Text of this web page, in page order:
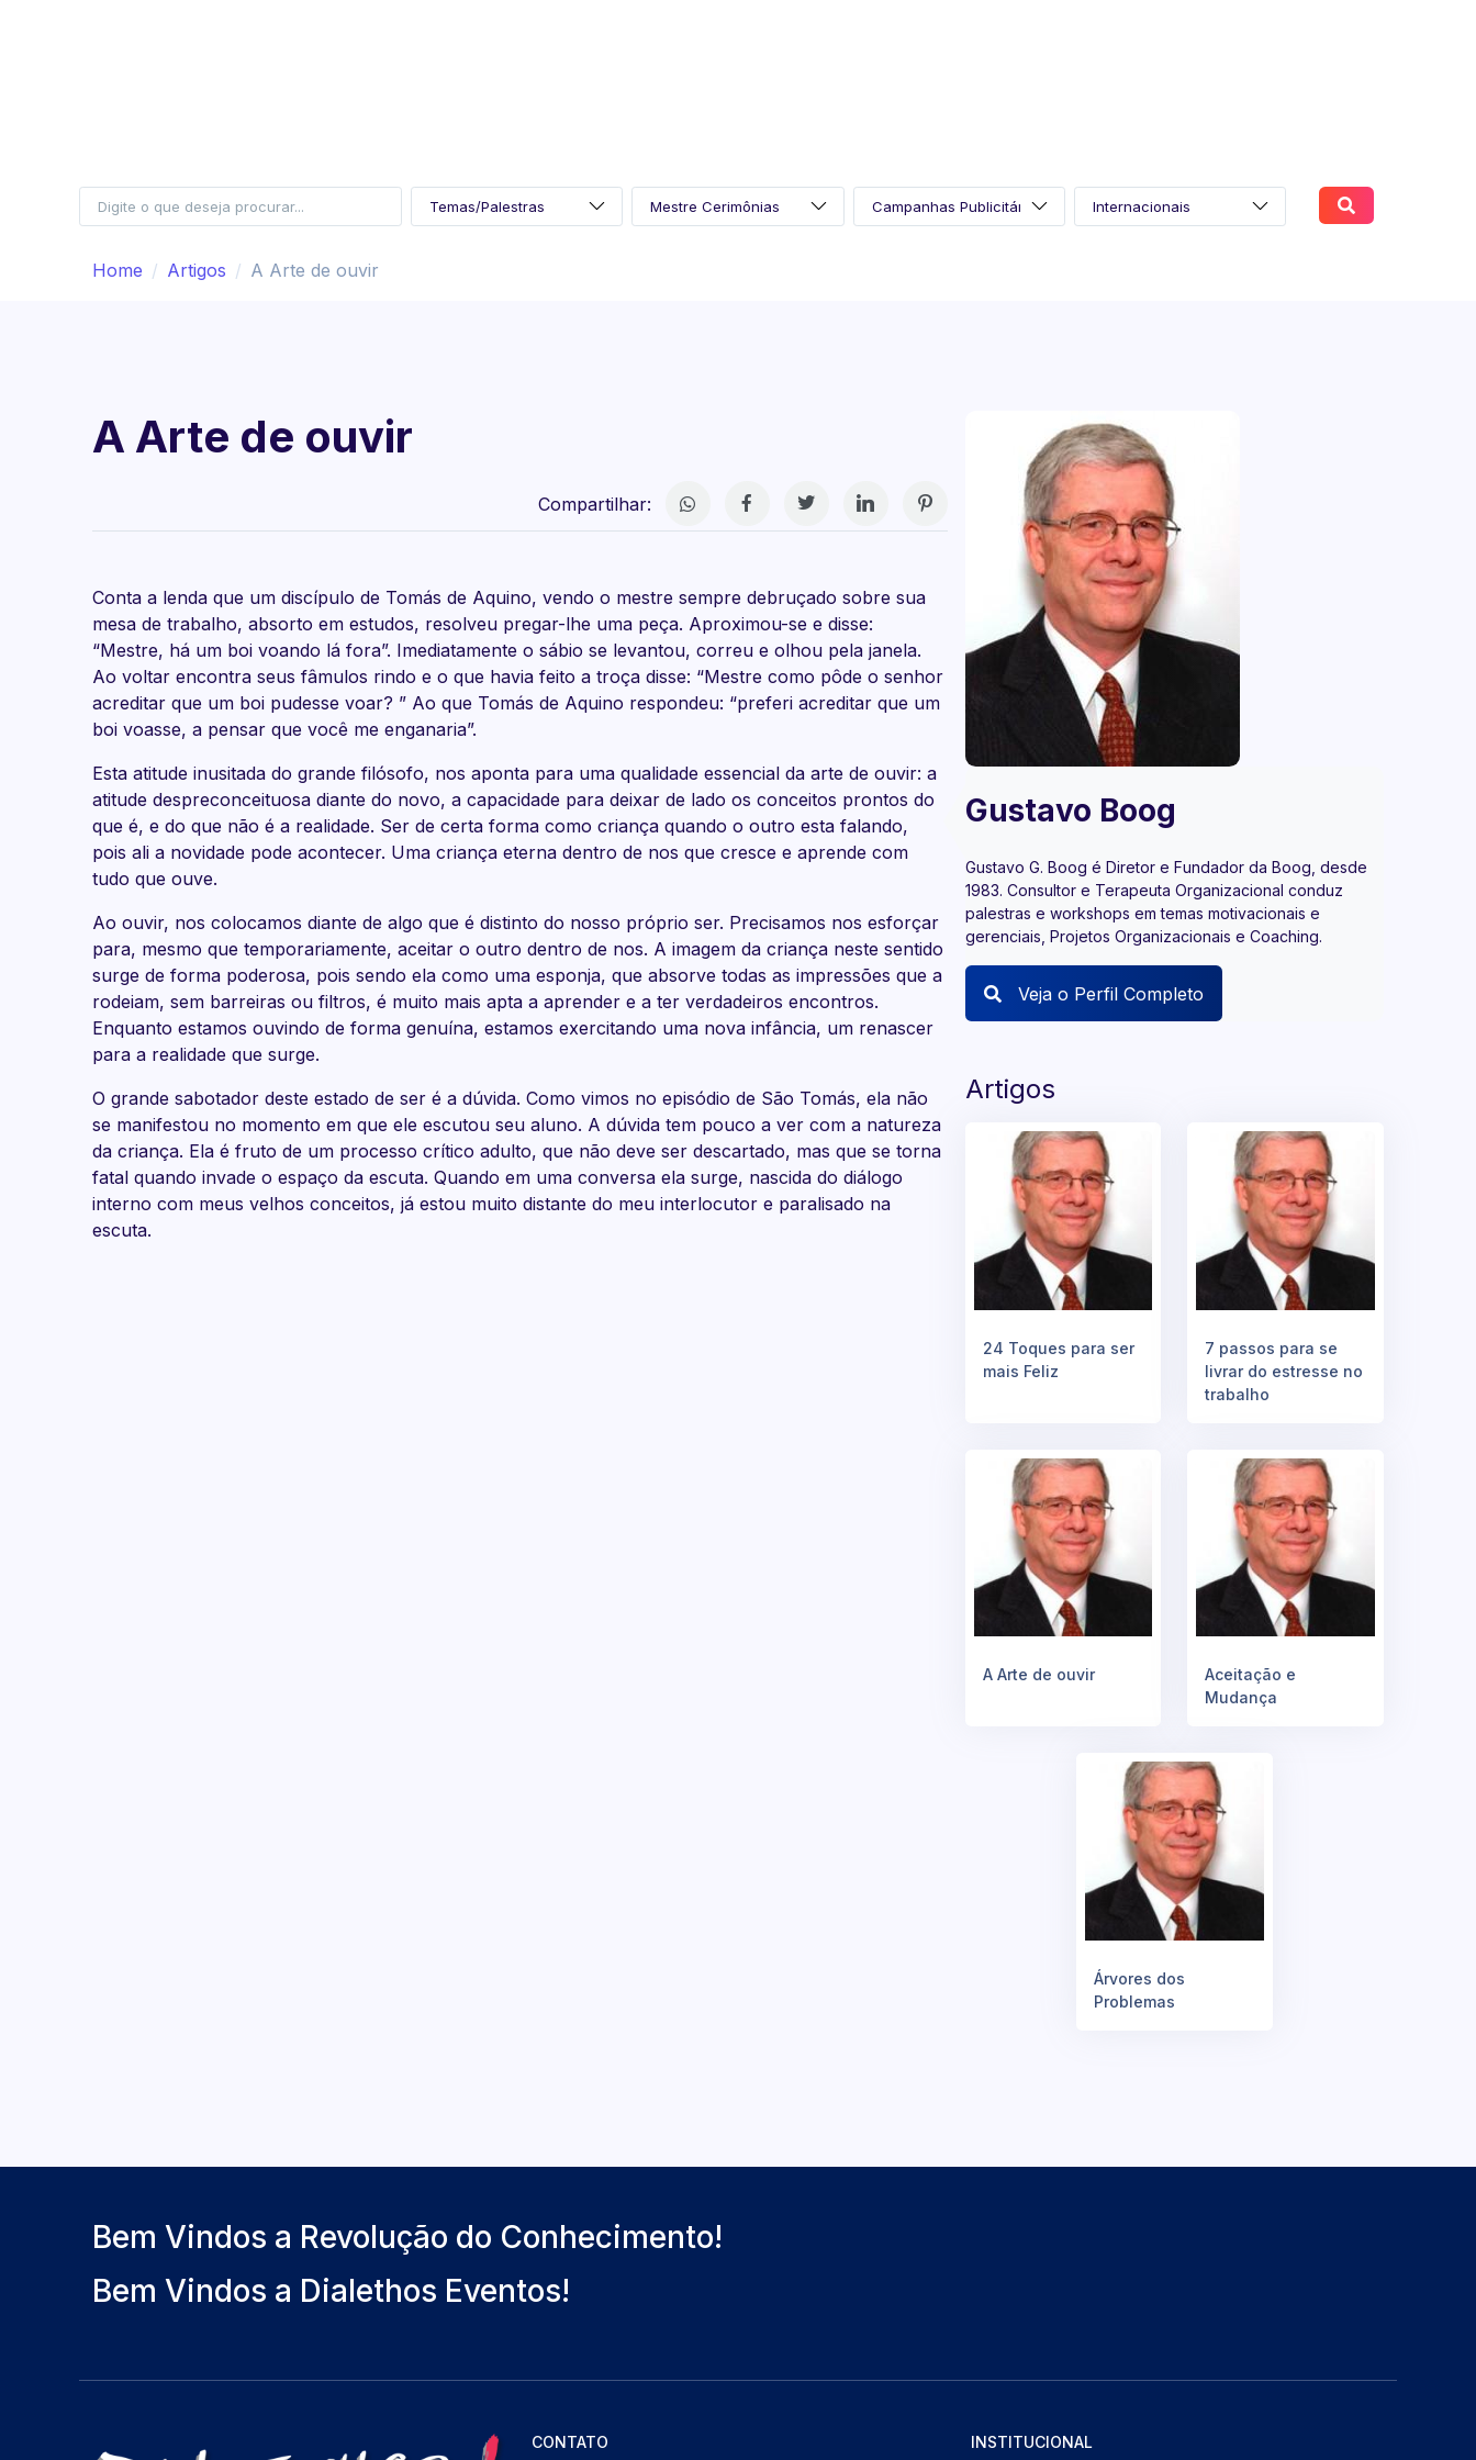
Home Artigos A Arte de ouvir
A Arte de ouvir
Compartilhar:
Conta a lenda que um discípulo de Tomás de Aquino, vendo o mestre sempre debruçado sobre sua
mesa de trabalho, absorto em estudos, resolveu pregar-lhe uma peça. Aproximou-se e disse:
“Mestre, há um boi voando lá fora”. Imediatamente o sábio se levantou, correu e olhou pela janela.
Ao voltar encontra seus fâmulos rindo e o que havia feito a troça disse: “Mestre como pôde o senhor
acreditar que um boi pudesse voar? ” Ao que Tomás de Aquino respondeu: “preferi acreditar que um
boi voasse, a pensar que você me enganaria”.
Esta atitude inusitada do grande filósofo, nos aponta para uma qualidade essencial da arte de ouvir: a
atitude despreconceituosa diante do novo, a capacidade para deixar de lado os conceitos prontos do
que é, e do que não é a realidade. Ser de certa forma como criança quando o outro esta falando,
pois ali a novidade pode acontecer. Uma criança eterna dentro de nos que cresce e aprende com
tudo que ouve.
Ao ouvir, nos colocamos diante de algo que é distinto do nosso próprio ser. Precisamos nos esforçar
para, mesmo que temporariamente, aceitar o outro dentro de nos. A imagem da criança neste sentido
surge de forma poderosa, pois sendo ela como uma esponja, que absorve todas as impressões que a
rodeiam, sem barreiras ou filtros, é muito mais apta a aprender e a ter verdadeiros encontros.
Enquanto estamos ouvindo de forma genuína, estamos exercitando uma nova infância, um renascer
para a realidade que surge.
O grande sabotador deste estado de ser é a dúvida. Como vimos no episódio de São Tomás, ela não
se manifestou no momento em que ele escutou seu aluno. A dúvida tem pouco a ver com a natureza
da criança. Ela é fruto de um processo crítico adulto, que não deve ser descartado, mas que se torna
fatal quando invade o espaço da escuta. Quando em uma conversa ela surge, nascida do diálogo
interno com meus velhos conceitos, já estou muito distante do meu interlocutor e paralisado na
escuta.
Gustavo Boog
Gustavo G. Boog é Diretor e Fundador da Boog, desde
1983. Consultor e Terapeuta Organizacional conduz
palestras e workshops em temas motivacionais e
gerenciais, Projetos Organizacionais e Coaching.
Veja o Perfil Completo
Artigos
24 Toques para ser
mais Feliz
7 passos para se
livrar do estresse no
trabalho
A Arte de ouvir
Aceitação e
Mudança
Árvores dos
Problemas
Bem Vindos a Revolução do Conhecimento!
Bem Vindos a Dialethos Eventos!
CONTATO INSTITUCIONAL